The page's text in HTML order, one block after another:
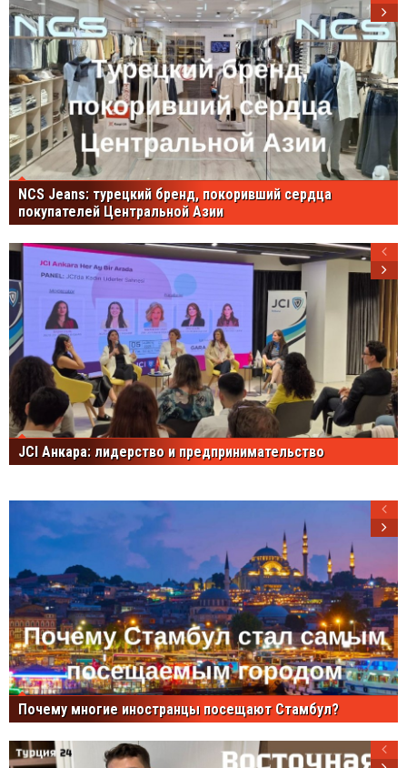
NCS Jeans: турецкий бренд, покоривший сердца
покупателей Центральной Азии
JCI Анкара: лидерство и предпринимательство
Почему многие иностранцы посещают Стамбул?